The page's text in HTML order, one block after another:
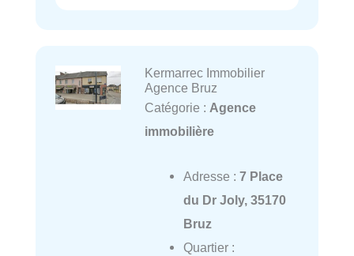
Kermarrec Immobilier
Agence Bruz
Catégorie : Agence
immobilière
Adresse : 7 Place
du Dr Joly, 35170
Bruz
Quartier :